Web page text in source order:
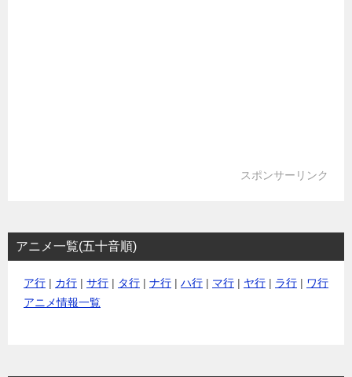
スポンサーリンク
アニメ一覧(五十音順)
ア行 | カ行 | サ行 | タ行 | ナ行 | ハ行 | マ行 | ヤ行 | ラ行 | ワ行
アニメ情報一覧